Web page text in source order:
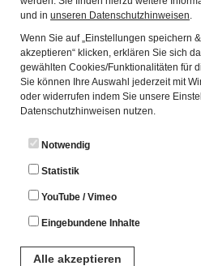
und in unseren Datenschutzhinweisen.
Wenn Sie auf „Einstellungen speichern
akzeptieren“ klicken, erklären Sie sich
gewählten Cookies/Funktionalitäten für
Sie können Ihre Auswahl jederzeit mit
oder widerrufen indem Sie unsere
Datenschutzhinweisen nutzen.
Notwendig
Statistik
YouTube / Vimeo
Eingebundene Inhalte
Alle akzeptieren
Familienfesten oder
Bitte beachten Sie, dass
ausschließlich digital über
(calendarApp)
für Ihr Verständnis!
ahorn.deoder Di-Fr von 14-17
1304.